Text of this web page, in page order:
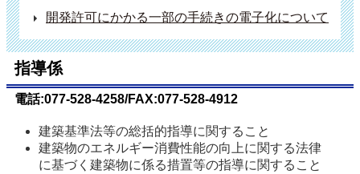
開発許可にかかる一部の手続きの電子化について
指導係
電話:077-528-4258/FAX:077-528-4912
建築基準法等の総括的指導に関すること
建築物のエネルギー消費性能の向上に関する法律
に基づく建築物に係る措置等の指導に関すること